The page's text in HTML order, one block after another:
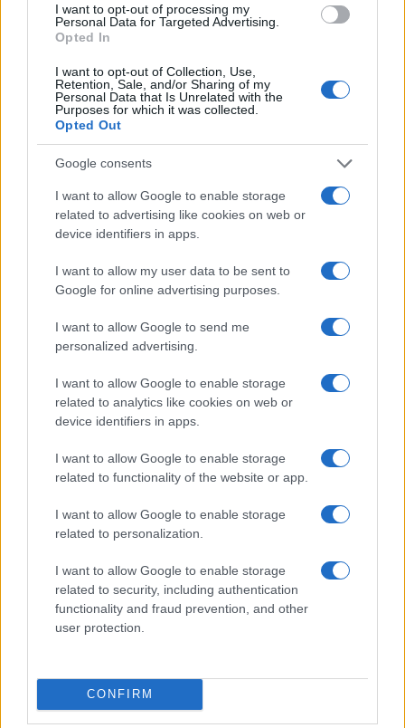
I want to opt-out of processing my
Personal Data for Targeted Advertising.
Opted In
I want to opt-out of Collection, Use,
Retention, Sale, and/or Sharing of my
Personal Data that Is Unrelated with the
Purposes for which it was collected.
Opted Out
Google consents
I want to allow Google to enable storage
related to advertising like cookies on web or
device identifiers in apps.
I want to allow my user data to be sent to
Google for online advertising purposes.
I want to allow Google to send me
personalized advertising.
I want to allow Google to enable storage
related to analytics like cookies on web or
device identifiers in apps.
I want to allow Google to enable storage
related to functionality of the website or app.
I want to allow Google to enable storage
related to personalization.
I want to allow Google to enable storage
related to security, including authentication
functionality and fraud prevention, and other
user protection.
CONFIRM
Sigue leyendo
comprar vacaciones ya reservadas
Carla Vidal · 5 Ago 2026
MUNDO